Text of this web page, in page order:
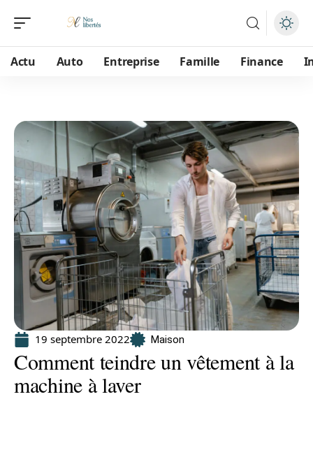
Actu Auto Entreprise Famille Finance
19 septembre 2022 Maison
Comment teindre un vêtement à la
machine à laver